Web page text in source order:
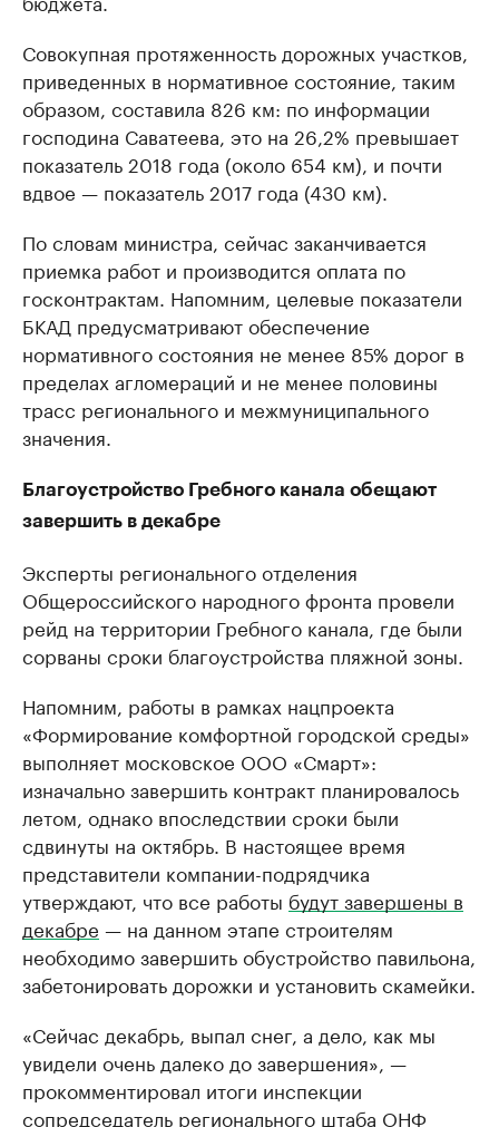
Совокупная протяженность дорожных участков,
приведенных в нормативное состояние, таким
образом, составила 826 км: по информации
господина Саватеева, это на 26,2% превышает
показатель 2018 года (около 654 км), и почти
вдвое — показатель 2017 года (430 км).
По словам министра, сейчас заканчивается
приемка работ и производится оплата по
госконтрактам. Напомним, целевые показатели
БКАД предусматривают обеспечение
нормативного состояния не менее 85% дорог в
пределах агломераций и не менее половины
трасс регионального и межмуниципального
значения.
Благоустройство Гребного канала обещают
завершить в декабре
Эксперты регионального отделения
Общероссийского народного фронта провели
рейд на территории Гребного канала, где были
сорваны сроки благоустройства пляжной зоны.
Напомним, работы в рамках нацпроекта
«Формирование комфортной городской среды»
выполняет московское ООО «Смарт»:
изначально завершить контракт планировалось
летом, однако впоследствии сроки были
сдвинуты на октябрь. В настоящее время
представители компании-подрядчика
утверждают, что все работы будут завершены в
декабре — на данном этапе строителям
необходимо завершить обустройство павильона,
забетонировать дорожки и установить скамейки.
«Сейчас декабрь, выпал снег, а дело, как мы
увидели очень далеко до завершения», —
прокомментировал итоги инспекции
сопредседатель регионального штаба ОНФ